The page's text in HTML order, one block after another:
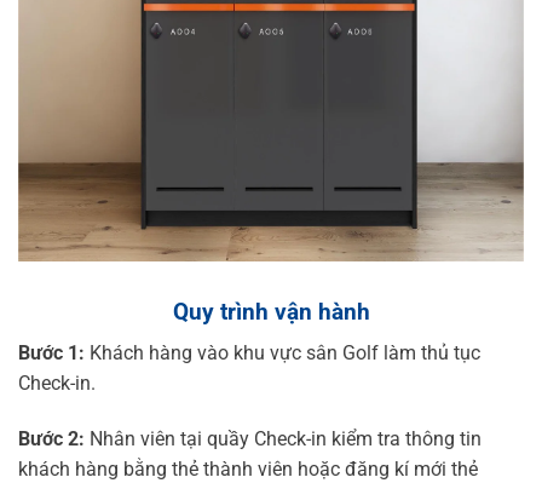
Quy trình vận hành
Bước 1: Khách hàng vào khu vực sân Golf làm thủ tục
Check-in.
Bước 2: Nhân viên tại quầy Check-in kiểm tra thông tin
khách hàng bằng thẻ thành viên hoặc đăng kí mới thẻ